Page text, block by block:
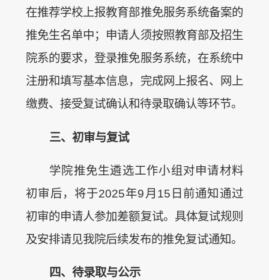
在推荐学校上报教育部推免服务系统备案的
推免生名单中；申请人须按照教育部及招生
院系的要求，登录推免服务系统，在系统中
注册和填写基本信息，完成网上报名、网上
缴费、接受复试确认和待录取确认等环节。
三、初审与复试
学院推免生遴选工作小组对申请材料
初审后，将于2025年9月15日前通知通过
初审的申请人参加差额复试。具体复试规则
及安排请见我院后续发布的推免复试通知。
四、待录取与公示